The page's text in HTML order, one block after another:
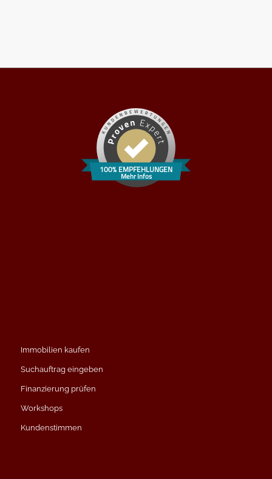
100% EMPFEHLUNGEN
Mehr Infos
Immobilien kaufen
Suchauftrag eingeben
Finanzierung prüfen
Workshops
Kundenstimmen